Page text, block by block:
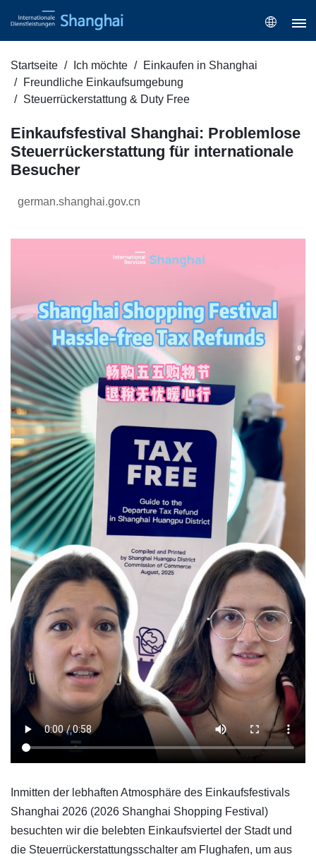
Startseite Ich möchte
Einkaufen in Shanghai
Freundliche Einkaufsumgebung
Steuerrückerstattung & Duty Free
Einkaufsfestival Shanghai: Problemlose
Steuerrückerstattung für internationale
Besucher
german.shanghai.gov.cn
Inmitten der lebhaften Atmosphäre des Einkaufsfestivals
Shanghai 2026 (2026 Shanghai Shopping Festival)
besuchten wir die belebten Einkaufsviertel der Stadt und
die Steuerrückerstattungsschalter am Flughafen, um aus